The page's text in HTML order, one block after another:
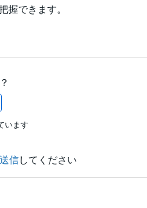
握できます。
います
信してください